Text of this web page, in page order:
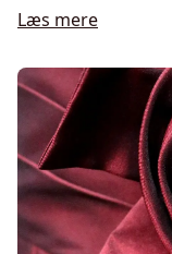
Læs mere